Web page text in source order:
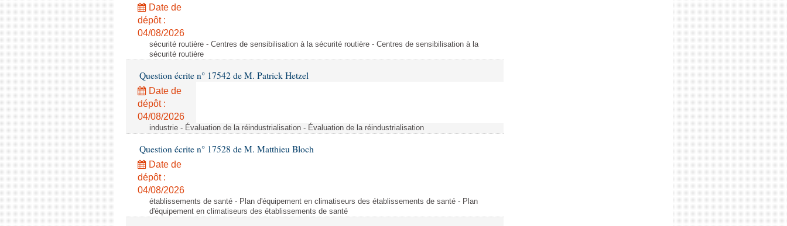
Date de
dépôt :
04/08/2026
sécurité routière - Centres de sensibilisation à la sécurité routière - Centres de sensibilisation à la
sécurité routière
Question écrite n° 17542 de M. Patrick Hetzel
Date de
dépôt :
04/08/2026
industrie - Évaluation de la réindustrialisation - Évaluation de la réindustrialisation
Question écrite n° 17528 de M. Matthieu Bloch
Date de
dépôt :
04/08/2026
établissements de santé - Plan d'équipement en climatiseurs des établissements de santé - Plan
d'équipement en climatiseurs des établissements de santé